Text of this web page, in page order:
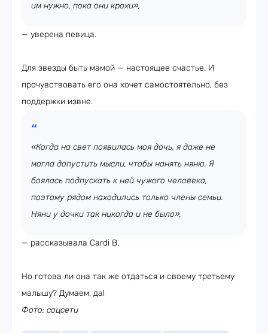
им нужно, пока они крохи»,
— уверена певица.
Для звезды быть мамой — настоящее счастье. И
прочувствовать его она хочет самостоятельно, без
поддержки извне.
«Когда на свет появилась моя дочь, я даже не
могла допустить мысли, чтобы нанять няню. Я
боялась подпускать к ней чужого человека,
поэтому рядом находились только члены семьи.
Няни у дочки так никогда и не было»,
— рассказывала Cardi B.
Но готова ли она так же отдаться и своему третьему
малышу? Думаем, да!
Фото: соцсети